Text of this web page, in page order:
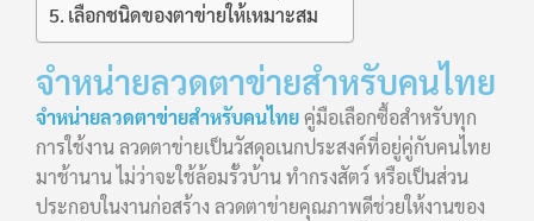
เลือกชนิดของตาข่ายให้เหมาะสม
จำหน่ายลวดตาข่ายสำหรับคนไทย
จำหน่ายลวดตาข่ายสำหรับคนไทยคู่มือเลือกซื้อสำหรับทุก
การใช้งาน ลวดตาข่ายเป็นวัสดุอเนกประสงค์ที่อยู่คู่กับคนไทย
มาช้านาน ไม่ว่าจะใช้ล้อมรั้วบ้าน ทำกรงสัตว์ หรือเป็นส่วน
ประกอบในงานก่อสร้าง ลวดตาข่ายคุณภาพดีช่วยให้งานของ